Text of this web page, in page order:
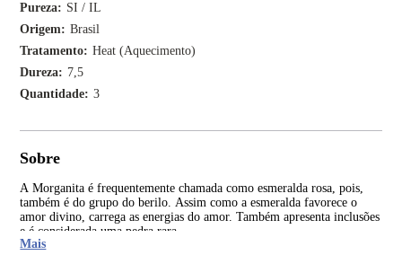
Pureza
SI / IL
Origem
Brasil
Tratamento
Heat (Aquecimento)
Dureza
7,5
Quantidade
3
Sobre
A Morganita é frequentemente chamada como esmeralda rosa, pois,
também é do grupo do berilo. Assim como a esmeralda favorece o
amor divino, carrega as energias do amor. Também apresenta inclusões
e é considerada uma pedra rara.
Mais